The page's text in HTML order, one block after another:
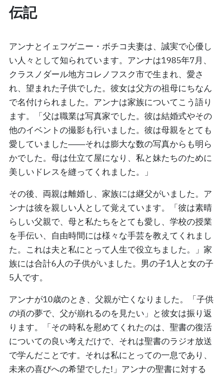
伝記
アンナとイェフゲニー・ボチコ夫妻は、誠実で心優し
い人々として知られています。アンナは1985年7月、
クラスノダール地方コレノフスク市で生まれ、愛さ
れ、望まれた子供でした。彼女は父方の祖母にちなん
で名付けられました。アンナは家族についてこう語り
ます。「父は職業は写真家でした。彼は結婚式やその
他のイベントの撮影も行いました。彼は母親をとても
愛していました――それは膨大な数の写真からも明ら
かでした。母は仕立て屋になり、私と妹たちのために
美しいドレスを縫ってくれました。」
その後、両親は離婚し、家族には継父がいました。ア
ンナは彼を親しい人として覚えています。「彼は素晴
らしい父親で、母と私たちをとても愛し、学校の授業
を手伝い、自由時間には様々な手芸を教えてくれまし
た。これは夫と私にとって人生で役立ちました。」家
族には合計6人の子供がいました。男の子1人と女の子
5人です。
アンナが10歳のとき、父親が亡くなりました。「子供
の頃の夢で、父が崩れるのを見たい」と彼女は振り返
ります。「その時私を慰めてくれたのは、聖書の復活
についての良い考えだけで、それは聖書のラジオ放送
で学んだことです。それは私にとっての一息であり、
未来の喜びへの希望でした!」アンナの聖書に対する